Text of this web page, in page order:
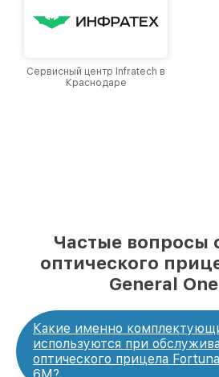
Сервисный центр Infratech в
Краснодаре
Частые вопросы
оптического
General
Какие именно
используются при
оптического прицела